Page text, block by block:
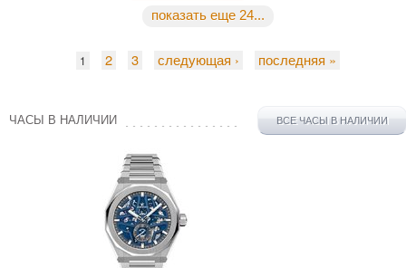
показать еще 24...
1 2 3 следующая › последняя »
ЧАСЫ В НАЛИЧИИ ВСЕ ЧАСЫ В НАЛИЧИИ